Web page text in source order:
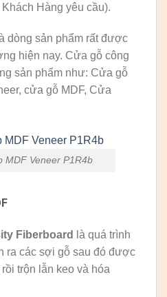
Hàng yêu cầu).
dòng sản phẩm rất được
hiện nay. Cửa gỗ công
sản phẩm như: Cửa gỗ
cửa gỗ MDF, Cửa
MDF Veneer P1R4b
Fiberboard
là quá trình
ra các sợi gỗ sau đó được
trộn lẫn keo và hóa